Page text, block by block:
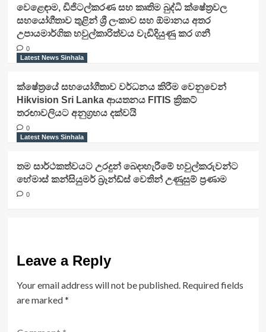
වෙළෙඳාම, ඩිජිටල්කරණ සහ කෘතිම බුද්ධි ක්ෂේත්‍රවල
සහයෝගීතාව තුළින් ශ්‍රී ලංකාව සහ ඕමානය අතර
උපායමාර්ගික හවුල්කාරිත්වය වැඩිදියුණු කර ගනී
0
Latest News Sinhala
ක්ෂේත්‍රයේ සහයෝගීතාව වර්ධනය කිරීම වෙනුවෙන්
Hikvision Sri Lanka ආයතනය FITIS ක්‍රිකට්
තරඟාවලියට අනුග්‍රහය දක්වයි
0
Latest News Sinhala
තම සාර්ථකත්වයට උරදුන් බෙදාහැරීමේ හවුල්කරුවන්ට
හේමාස් කන්සියුමර් බ්‍රෑන්ඩ්ස් වෙතින් උණුසුම් ප්‍රණාම
0
Leave a Reply
Your email address will not be published. Required fields
are marked*